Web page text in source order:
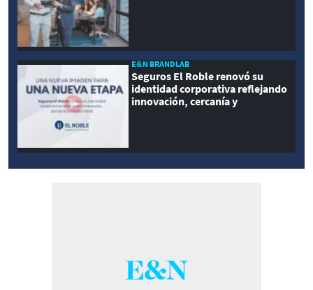
E&N BRANDLAB
Seguros El Roble renovó su
identidad corporativa reflejando
innovación, cercanía y